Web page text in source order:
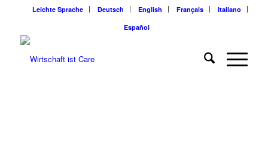
Leichte Sprache Deutsch English Français
Italiano
Español